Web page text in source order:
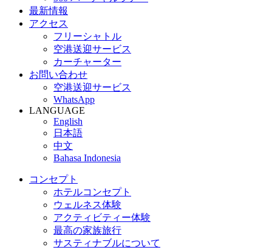
最新情報
アクセス
フリーシャトル
空港送迎サービス
カーチャーター
お問い合わせ
空港送迎サービス
WhatsApp
LANGUAGE
English
日本語
中文
Bahasa Indonesia
コンセプト
ホテルコンセプト
ウェルネス体験
アクティビティー体験
最高の家族旅行
サスティナブルについて